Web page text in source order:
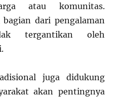
atau komunitas.
dari pengalaman
tergantikan oleh
juga didukung
akan pentingnya